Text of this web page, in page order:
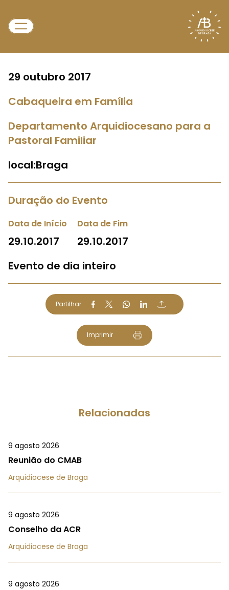
29 outubro 2017
Cabaqueira em Família
Departamento Arquidiocesano para a
Pastoral Familiar
local:Braga
Duração do Evento
Data de Início
29.10.2017
Data de Fim
29.10.2017
Evento de dia inteiro
Partilhar
Imprimir
Relacionadas
9 agosto 2026
Reunião do CMAB
Arquidiocese de Braga
9 agosto 2026
Conselho da ACR
Arquidiocese de Braga
9 agosto 2026